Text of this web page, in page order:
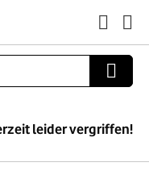
leider vergriffen!